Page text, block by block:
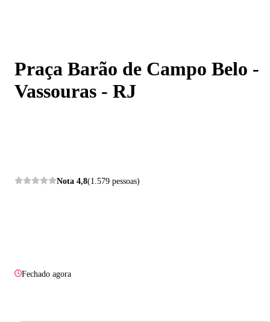
Praça Barão de Campo Belo -
Vassouras - RJ
Nota 4,8(1.579 pessoas)
Fechado agora